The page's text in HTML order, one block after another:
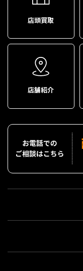
店頭買取
店舗紹介